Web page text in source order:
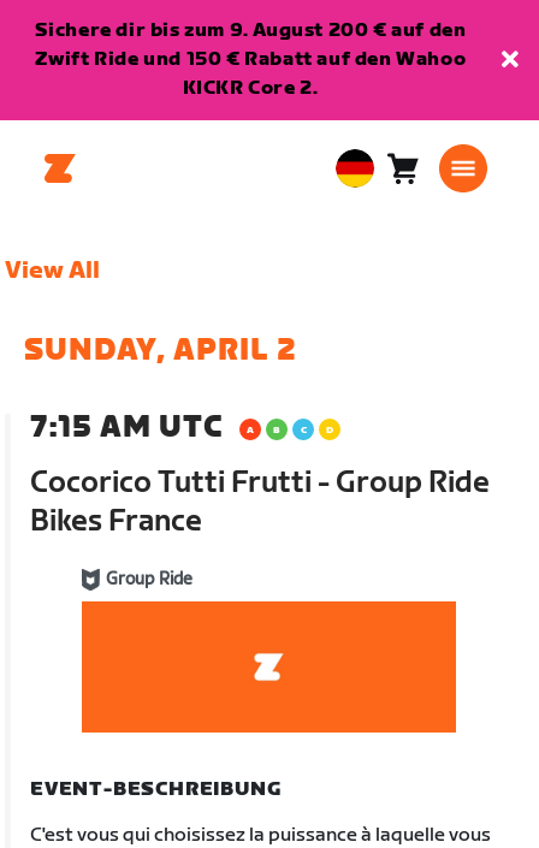
Sichere dir bis zum 9. August 200 € auf den
Zwift Ride und 150 € Rabatt auf den Wahoo
KICKR Core 2.
EuropeanWarenkorb
View All
SUNDAY, APRIL 2
7:15 AM UTC
Cocorico Tutti Frutti - Group Ride
Bikes France
Group Ride
EVENT-BESCHREIBUNG
C'est vous qui choisissez la puissance à laquelle vous